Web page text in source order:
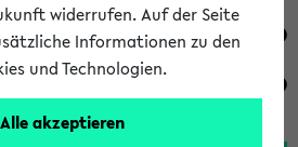
widerrufen. Auf der Seite
Informationen zu den
und Technologien.
Alle akzeptieren